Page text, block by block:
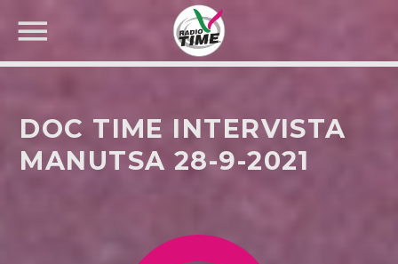
DOC TIME INTERVISTA
MANUTSA 28-9-2021